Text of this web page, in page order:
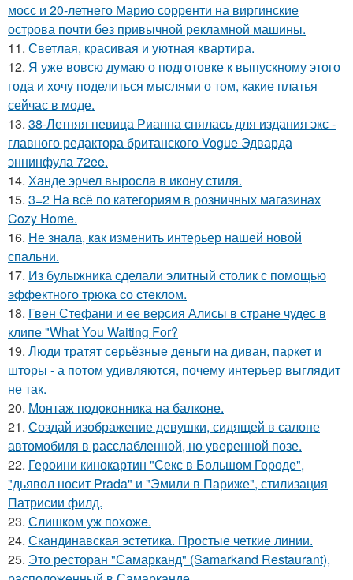
мосс и 20-летнего Марио сорренти на виргинские
острова почти без привычной рекламной машины.
11. Светлая, красивая и уютная квартира.
12. Я уже вовсю думаю о подготовке к выпускному этого
года и хочу поделиться мыслями о том, какие платья
сейчас в моде.
13. 38-Летняя певица Рианна снялась для издания экс -
главного редактора британского Vogue Эдварда
эннинфула 72ee.
14. Ханде эрчел выросла в икону стиля.
15. 3=2 На всё по категориям в розничных магазинах
Cozy Home.
16. Не знала, как изменить интерьер нашей новой
спальни.
17. Из булыжника сделали элитный столик с помощью
эффектного трюка со стеклом.
18. Гвен Стефани и ее версия Алисы в стране чудес в
клипе "What You Waiting For?
19. Люди тратят серьёзные деньги на диван, паркет и
шторы - а потом удивляются, почему интерьер выглядит
не так.
20. Монтаж пoдoкoнника на балкoне.
21. Создай изображение девушки, сидящей в салоне
автомобиля в расслабленной, но уверенной позе.
22. Героини кинокартин "Секс в Большом Городе",
"дьявол носит Prada" и "Эмили в Париже", стилизация
Патрисии филд.
23. Слишком уж похоже.
24. Скандинавская эстетика. Простые четкие линии.
25. Это ресторан "Самарканд" (Samarkand Restaurant),